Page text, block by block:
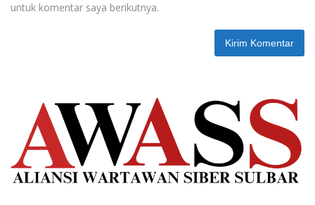
untuk komentar saya berikutnya.